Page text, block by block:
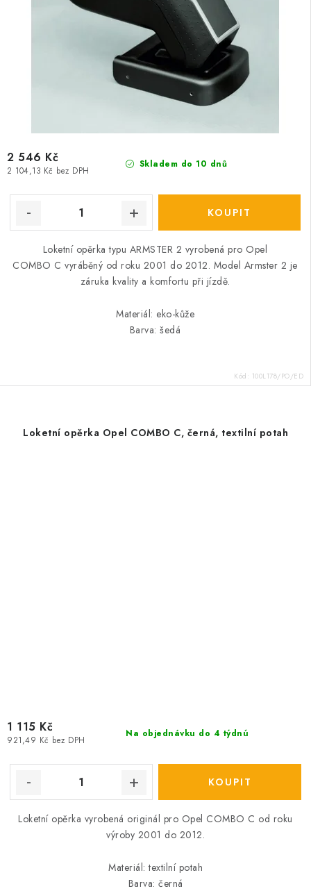
Skladem do 10 dnů
2 104,13 Kč bez DPH
2 546 Kč
Loketní opěrka typu ARMSTER 2 vyrobená pro Opel
COMBO C vyráběný od roku 2001 do 2012. Model Armster 2 je
záruka kvality a komfortu při jízdě.
Materiál: eko-kůže
Barva: šedá
Kód: 100L178/PO/ED
Loketní opěrka Opel COMBO C, černá, textilní potah
Na objednávku do 4 týdnú
921,49 Kč bez DPH
1 115 Kč
Loketní opěrka vyrobená originál pro Opel COMBO C od roku
výroby 2001 do 2012.
Materiál: textilní potah
Barva: černá